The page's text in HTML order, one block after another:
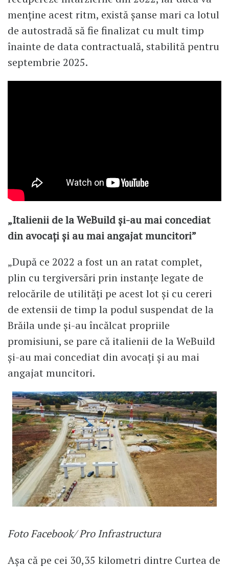
menține acest ritm, există șanse mari ca lotul
de autostradă să fie finalizat cu mult timp
înainte de data contractuală, stabilită pentru
septembrie 2025.
„Italienii de la WeBuild și-au mai concediat
din avocați și au mai angajat muncitori”
„După ce 2022 a fost un an ratat complet,
plin cu tergiversări prin instanțe legate de
relocările de utilități pe acest lot și cu cereri
de extensii de timp la podul suspendat de la
Brăila unde și-au încălcat propriile
promisiuni, se pare că italienii de la WeBuild
și-au mai concediat din avocați și au mai
angajat muncitori.
Foto Facebook/ Pro Infrastructura
Așa că pe cei 30,35 kilometri dintre Curtea de